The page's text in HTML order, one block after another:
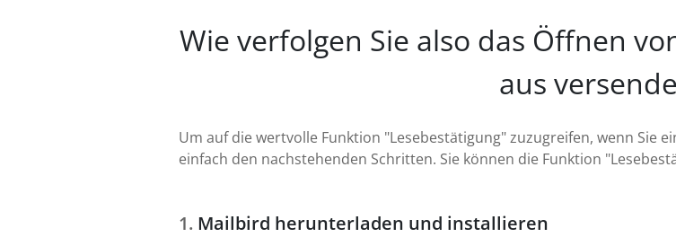
Wie verfolgen Sie also das Öffnen
aus
Um auf die wertvolle Funktion "Lesebestätigung" zuzugreifen, wenn Sie
einfach den nachstehenden Schritten. Sie können die Funktion
Mailbird herunterladen und installieren